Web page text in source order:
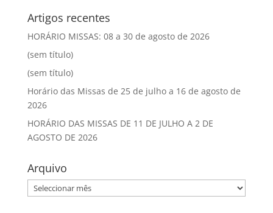
Artigos recentes
HORÁRIO MISSAS: 08 a 30 de agosto de 2026
(sem título)
(sem título)
Horário das Missas de 25 de julho a 16 de agosto de
2026
HORÁRIO DAS MISSAS DE 11 DE JULHO A 2 DE
AGOSTO DE 2026
Arquivo
Arquivo